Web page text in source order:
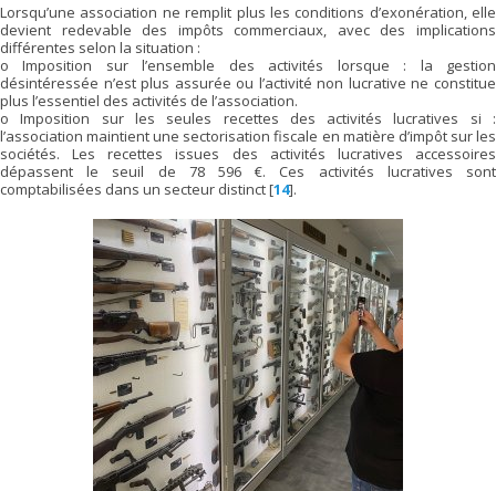
Lorsqu’une association ne remplit plus les conditions d’exonération, elle
devient redevable des impôts commerciaux, avec des implications
différentes selon la situation :
o Imposition sur l’ensemble des activités lorsque : la gestion
désintéressée n’est plus assurée ou l’activité non lucrative ne constitue
plus l’essentiel des activités de l’association.
o Imposition sur les seules recettes des activités lucratives si :
l’association maintient une sectorisation fiscale en matière d’impôt sur les
sociétés. Les recettes issues des activités lucratives accessoires
dépassent le seuil de 78 596 €. Ces activités lucratives sont
comptabilisées dans un secteur distinct[14].